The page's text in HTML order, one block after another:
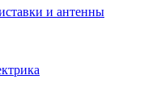
и антенны